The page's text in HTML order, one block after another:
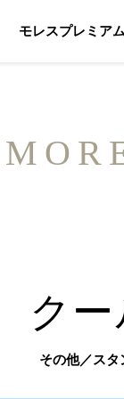
モレスプレミアム
ク
その他／ス